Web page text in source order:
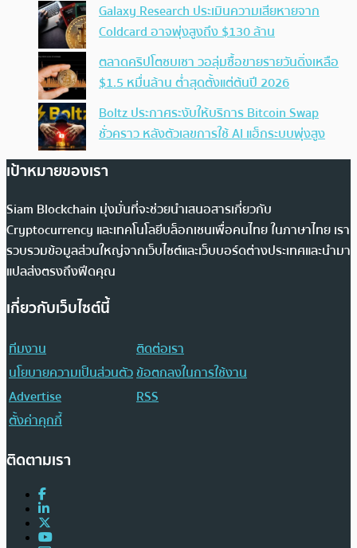
Galaxy Research ประเมินความเสียหายจาก
Coldcard อาจพุ่งสูงถึง $130 ล้าน
ตลาดคริปโตซบเซา วอลุ่มซื้อขายรายวันดิ่งเหลือ
$1.5 หมื่นล้าน ต่ำสุดตั้งแต่ต้นปี 2026
Boltz ประกาศระงับให้บริการ Bitcoin Swap
ชั่วคราว หลังตัวเลขการใช้ AI แฮ็กระบบพุ่งสูง
เป้าหมายของเรา
Siam Blockchain มุ่งมั่นที่จะช่วยนำเสนอสารเกี่ยวกับ
Cryptocurrency และเทคโนโลยีบล็อกเชนเพื่อคนไทย ในภาษาไทย เรา
รวบรวมข้อมูลส่วนใหญ่จากเว็บไซต์และเว็บบอร์ดต่างประเทศและนำมา
แปลส่งตรงถึงฟีดคุณ
เกี่ยวกับเว็บไซต์นี้
ทีมงาน
ติดต่อเรา
นโยบายความเป็นส่วนตัวข้อตกลงในการใช้งาน
Advertise
RSS
ตั้งค่าคุกกี้
ติดตามเรา